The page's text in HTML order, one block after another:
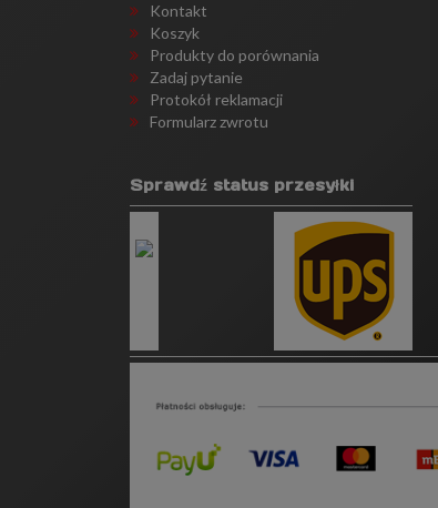
Kontakt
Koszyk
Produkty do porównania
Zadaj pytanie
Protokół reklamacji
Formularz zwrotu
Sprawdź status przesyłki